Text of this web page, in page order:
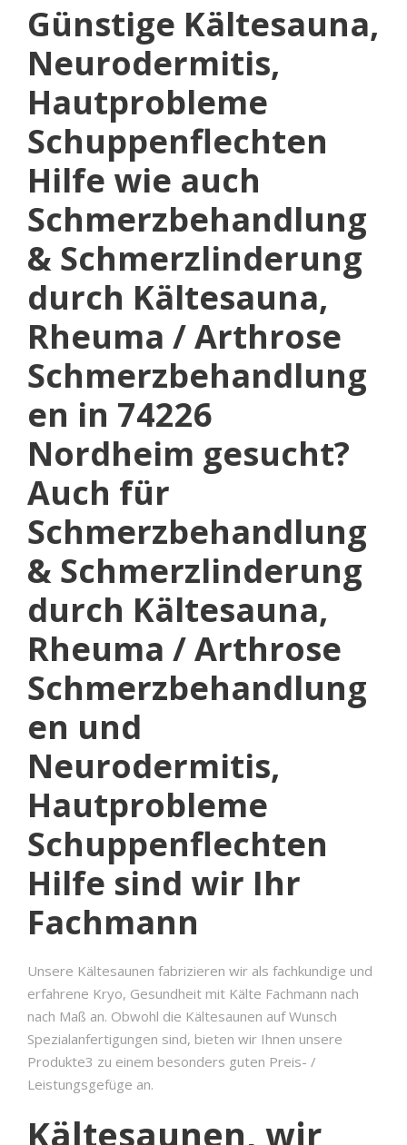
Günstige Kältesauna,
Neurodermitis,
Hautprobleme
Schuppenflechten
Hilfe wie auch
Schmerzbehandlung
& Schmerzlinderung
durch Kältesauna,
Rheuma / Arthrose
Schmerzbehandlung
en in 74226
Nordheim gesucht?
Auch für
Schmerzbehandlung
& Schmerzlinderung
durch Kältesauna,
Rheuma / Arthrose
Schmerzbehandlung
en und
Neurodermitis,
Hautprobleme
Schuppenflechten
Hilfe sind wir Ihr
Fachmann
Unsere Kältesaunen fabrizieren wir als fachkundige und
erfahrene Kryo, Gesundheit mit Kälte Fachmann nach
nach Maß an. Obwohl die Kältesaunen auf Wunsch
Spezialanfertigungen sind, bieten wir Ihnen unsere
Produkte3 zu einem besonders guten Preis- /
Leistungsgefüge an.
Kältesaunen, wir